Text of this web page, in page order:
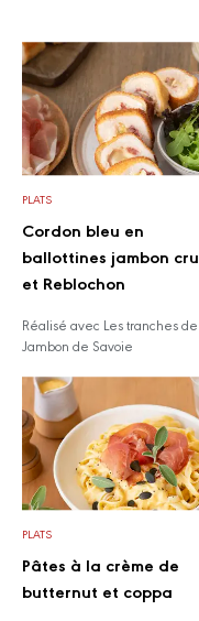
PLATS
Cordon bleu en
ballottines jambon cru
et Reblochon
Réalisé avec Les tranches de
Jambon de Savoie
PLATS
Pâtes à la crème de
butternut et coppa